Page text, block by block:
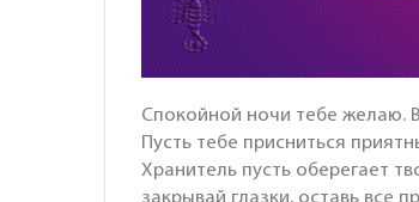
Спокойной ночи тебе желаю.
Пусть тебе присниться
Хранитель пусть оберегает
закрывай глазки, оставь все